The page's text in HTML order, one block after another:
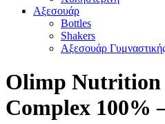
Αξεσουάρ
Bottles
Shakers
Αξεσουάρ
Olimp Nutrition
Complex 100%